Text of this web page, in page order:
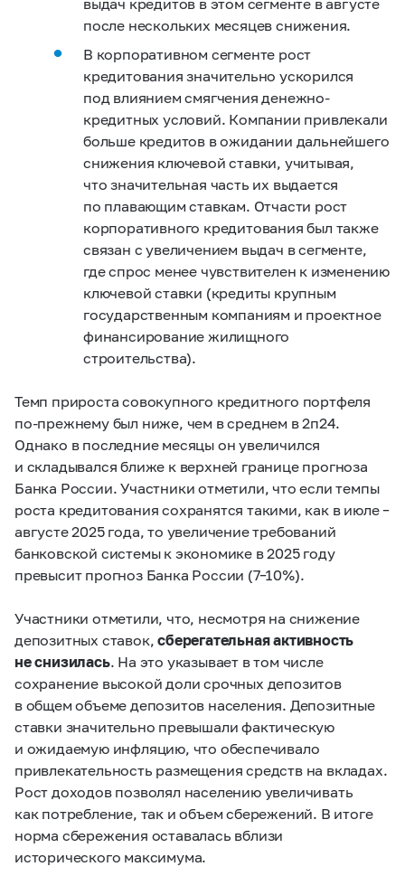
после нескольких месяцев снижения.
В корпоративном сегменте рост
кредитования значительно ускорился
под влиянием смягчения денежно-
кредитных условий. Компании привлекали
больше кредитов в ожидании дальнейшего
снижения ключевой ставки, учитывая,
что значительная часть их выдается
по плавающим ставкам. Отчасти рост
корпоративного кредитования был также
связан с увеличением выдач в сегменте,
где спрос менее чувствителен к изменению
ключевой ставки (кредиты крупным
государственным компаниям и проектное
финансирование жилищного
строительства).
Темп прироста совокупного кредитного портфеля
по‑прежнему был ниже, чем в среднем в 2п24.
Однако в последние месяцы он увеличился
и складывался ближе к верхней границе прогноза
Банка России. Участники отметили, что если темпы
роста кредитования сохранятся такими, как в июле –
августе 2025 года, то увеличение требований
банковской системы к экономике в 2025 году
превысит прогноз Банка России (7–10%).
Участники отметили, что, несмотря на снижение
депозитных ставок,сберегательная активность
не снизилась. На это указывает в том числе
сохранение высокой доли срочных депозитов
в общем объеме депозитов населения. Депозитные
ставки значительно превышали фактическую
и ожидаемую инфляцию, что обеспечивало
привлекательность размещения средств на вкладах.
Рост доходов позволял населению увеличивать
как потребление, так и объем сбережений. В итоге
норма сбережения оставалась вблизи
исторического максимума.